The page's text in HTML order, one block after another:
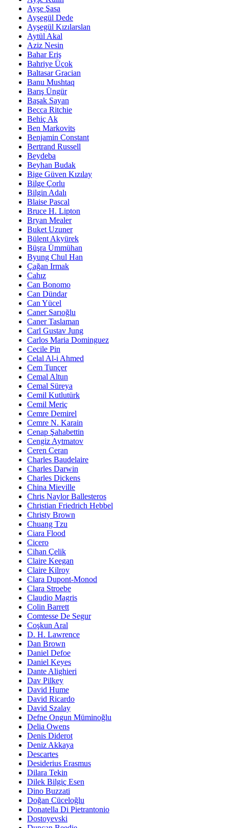
Ayşe Şasa
Ayşegül Dede
Ayşegül Kızılarslan
Aytül Akal
Aziz Nesin
Bahar Eriş
Bahriye Üçok
Baltasar Gracian
Banu Mushtaq
Barış Üngür
Başak Sayan
Becca Ritchie
Behiç Ak
Ben Markovits
Benjamin Constant
Bertrand Russell
Beydeba
Beyhan Budak
Bige Güven Kızılay
Bilge Çorlu
Bilgin Adalı
Blaise Pascal
Bruce H. Lipton
Bryan Mealer
Buket Uzuner
Bülent Akyürek
Büşra Ümmühan
Byung Chul Han
Çağan Irmak
Cahız
Can Bonomo
Can Dündar
Can Yücel
Caner Sarıoğlu
Caner Taslaman
Carl Gustav Jung
Carlos Maria Dominguez
Cecile Pin
Celal Al-i Ahmed
Cem Tunçer
Cemal Altun
Cemal Süreya
Cemil Kutlutürk
Cemil Meriç
Cemre Demirel
Cemre N. Karain
Cenap Şahabettin
Cengiz Aytmatov
Ceren Ceran
Charles Baudelaire
Charles Darwin
Charles Dickens
China Mieville
Chris Naylor Ballesteros
Christian Friedrich Hebbel
Christy Brown
Chuang Tzu
Ciara Flood
Cicero
Cihan Çelik
Claire Keegan
Claire Kilroy
Clara Dupont-Monod
Clara Stroebe
Claudio Magris
Colin Barrett
Comtesse De Segur
Coşkun Aral
D. H. Lawrence
Dan Brown
Daniel Defoe
Daniel Keyes
Dante Alighieri
Dav Pilkey
David Hume
David Ricardo
David Szalay
Defne Ongun Müminoğlu
Delia Owens
Denis Diderot
Deniz Akkaya
Descartes
Desiderius Erasmus
Dilara Tekin
Dilek Bilgiç Esen
Dino Buzzati
Doğan Cüceloğlu
Donatella Di Pietrantonio
Dostoyevski